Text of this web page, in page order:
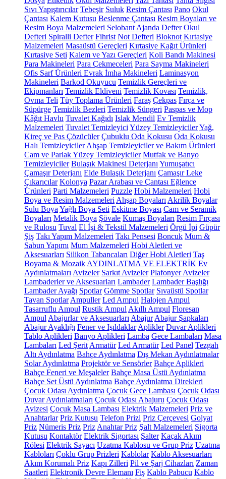
Sıvı Yapıştırıcılar Tebeşir Suluk Resim Çantası Pano Okul
Çantası Kalem Kutusu Beslenme Çantası Resim Boyaları ve
Resim Boya Malzemeleri Selobant Ajanda Defter Okul
Defteri Spiralli Defter Fihrist Not Defteri Bloknot Kırtasiye
Malzemeleri Masaüstü Gereçleri Kırtasiye Kağıt Ürünleri
Kırtasiye Seti Kalem ve Yazı Gereçleri Koli Bandı Makinesi
Para Makineleri Para Çekmeceleri Para Sayma Makineleri
Ofis Sarf Ürünleri Evrak İmha Makineleri Laminasyon
Makineleri Barkod Okuyucu Temizlik Gereçleri ve
Ekipmanları Temizlik Eldiveni Temizlik Kovası Temizlik,
Ovma Teli Tüy Toplama Ürünleri Faraş Çekpas Fırça ve
Süpürge Temizlik Bezleri Temizlik Süngeri Paspas ve Mop
Kâğıt Havlu Tuvalet Kağıdı Islak Mendil Ev Temizlik
Malzemeleri Tuvalet Temizleyici Yüzey TemizleyicilerYağ,
Kireç ve Pas Çözücüler Çubuklu Oda Kokusu Oda Kokusu
Halı Temizleyiciler Ahşap Temizleyiciler ve Bakım Ürünleri
Cam ve Parlak Yüzey Temizleyiciler Mutfak ve Banyo
Temizleyiciler Bulaşık Makinesi Deterjanı Yumuşatıcı
Çamaşır Deterjanı Elde Bulaşık Deterjanı Çamaşır Leke
Çıkarıcılar Kolonya Pazar Arabası ve Çantası Eğlence
Ürünleri Parti Malzemeleri Puzzle Hobi Malzemeleri Hobi
Boya ve Resim Malzemeleri Ahşap Boyaları Akrilik Boyalar
Sulu Boya Yağlı Boya Seti Eskitme Boyası Cam ve Seramik
Boyaları Metalik Boya Şövale Kumaş Boyaları Resim Fırçası
ve Rulosu Tuval El İşi & Tekstil Malzemeleri Örgü İpi Güpür
Şiş Takı Yapım Malzemeleri Takı Pensesi Boncuk Mum &
Sabun Yapımı Mum Malzemeleri Hobi Aletleri ve
Aksesuarları Silikon Tabancaları Diğer Hobi Aletleri Taş
Boyama & Mozaik AYDINLATMA VE ELEKTRİK Ev
Aydınlatmaları Avizeler Sarkıt Avizeler Plafonyer Avizeler
Lambaderler ve Aksesuarları Lambader Lambader Başlığı
Lambader Ayağı Spotlar Gömme Spotlar Sıvaüstü Spotlar
Tavan Spotlar Ampuller Led Ampul Halojen Ampul
Tasarruflu Ampul Rustik Ampul Akıllı Ampul Floresan
Ampul Abajurlar ve Aksesuarları Abajur Abajur Şapkaları
Abajur Ayaklığı Fener ve Işıldaklar Aplikler Duvar Aplikleri
Tablo Aplikleri Banyo Aplikleri Lamba Gece Lambaları Masa
Lambaları Led Şerit Armatür Led Armatür Led Panel Tezgah
Altı Aydınlatma Bahçe Aydınlatma Dış Mekan Aydınlatmalar
Solar Aydınlatma Projektör ve Sensörler Bahçe Aplikleri
Bahçe Feneri ve Meşaleler Bahçe Masa Üstü Aydınlatma
Bahçe Set Üstü Aydınlatma Bahçe Aydınlatma Direkleri
Çocuk Odası Aydınlatma Çocuk Gece Lambası Çocuk Odası
Duvar Aydınlatmaları Çocuk Odası Abajuru Çocuk Odası
Avizesi Çocuk Masa Lambası Elektrik Malzemeleri Priz ve
Anahtarlar Priz Kutusu Telefon Prizi Priz Çerçevesi Golyat
Priz Nümeris Priz Priz Anahtar Priz Şalt Malzemeleri Sigorta
Kutusu Kontaktör Elektrik Sigortası Şalter Kaçak Akım
Rölesi Elektrik Sayacı Uzatma Kablosu ve Grup Priz Uzatma
Kabloları Çoklu Grup Prizleri Kablolar Kablo Aksesuarları
Akım Korumalı Priz Kapı Zilleri Pil ve Şarj Cihazları Zaman
Saatleri Elektronik Devre Elemanı Fiş Kablo Pabucu Kablo